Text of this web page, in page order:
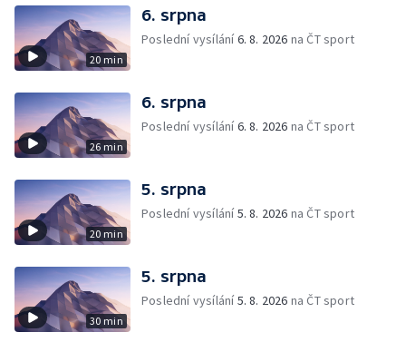
20 min
6. srpna
Poslední vysílání6. 8. 2026 na ČT sport
26 min
6. srpna
Poslední vysílání6. 8. 2026 na ČT sport
20 min
5. srpna
Poslední vysílání5. 8. 2026 na ČT sport
30 min
5. srpna
Poslední vysílání5. 8. 2026 na ČT sport